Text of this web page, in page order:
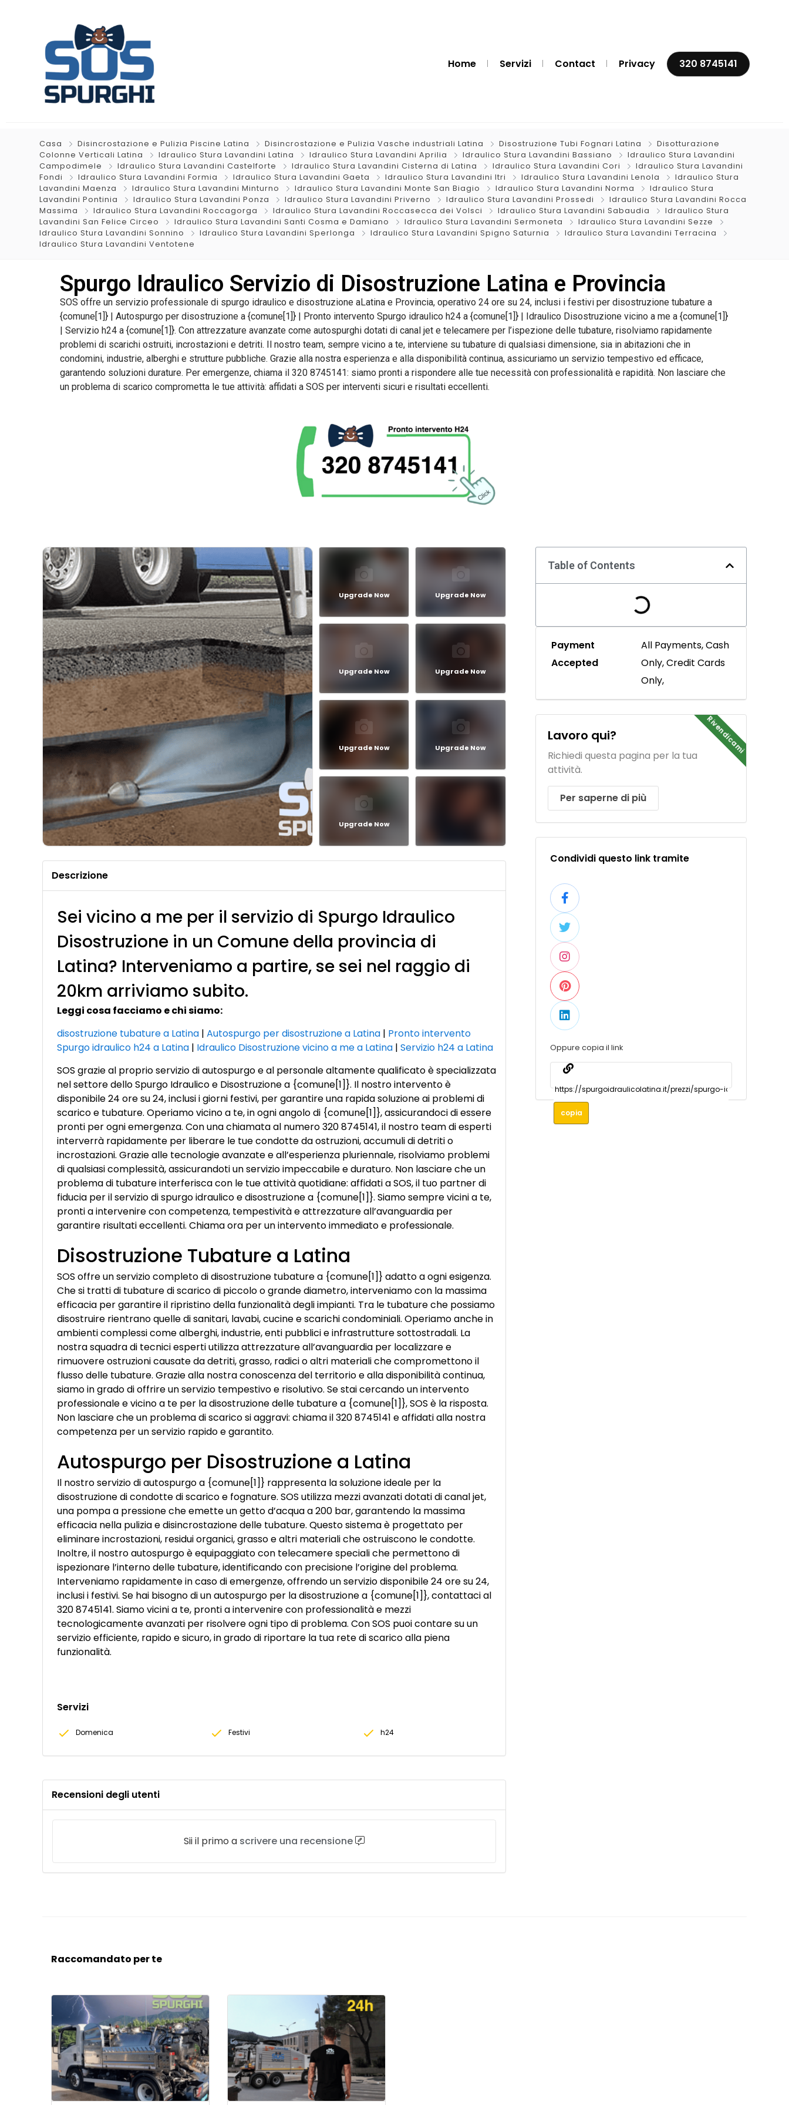
Home Servizi Contact Privacy 320 8745141
Casa Disincrostazione e Pulizia Piscine Latina Disincrostazione e Pulizia Vasche industriali Latina Disostruzione Tubi Fognari Latina
Disotturazione
Colonne Verticali Latina
Idraulico Stura Lavandini Latina Idraulico Stura Lavandini Aprilia Idraulico Stura Lavandini Bassiano
Idraulico Stura Lavandini
Campodimele
Idraulico Stura Lavandini Castelforte Idraulico Stura Lavandini Cisterna di Latina Idraulico Stura Lavandini Cori
Idraulico Stura Lavandini
Fondi
Idraulico Stura Lavandini Formia Idraulico Stura Lavandini Gaeta Idraulico Stura Lavandini Itri Idraulico Stura Lavandini Lenola
Idraulico Stura
Lavandini Maenza
Idraulico Stura Lavandini Minturno Idraulico Stura Lavandini Monte San Biagio Idraulico Stura Lavandini Norma
Idraulico Stura
Lavandini Pontinia
Idraulico Stura Lavandini Ponza Idraulico Stura Lavandini Priverno Idraulico Stura Lavandini Prossedi
Idraulico Stura Lavandini Rocca
Massima
Idraulico Stura Lavandini Roccagorga Idraulico Stura Lavandini Roccasecca dei Volsci Idraulico Stura Lavandini Sabaudia
Idraulico Stura
Lavandini San Felice Circeo
Idraulico Stura Lavandini Santi Cosma e Damiano Idraulico Stura Lavandini Sermoneta
Idraulico Stura Lavandini Sezze
Idraulico Stura Lavandini Sonnino
Idraulico Stura Lavandini Sperlonga Idraulico Stura Lavandini Spigno Saturnia
Idraulico Stura Lavandini Terracina
Idraulico Stura Lavandini Ventotene
Spurgo Idraulico Servizio di Disostruzione Latina e Provincia
SOS offre un servizio professionale di spurgo idraulico e disostruzione aLatina e Provincia, operativo 24 ore su 24, inclusi i festivi per disostruzione tubature a
{comune[1]} | Autospurgo per disostruzione a {comune[1]} | Pronto intervento Spurgo idraulico h24 a {comune[1]} | Idraulico Disostruzione vicino a me a {comune[1]}
| Servizio h24 a {comune[1]}. Con attrezzature avanzate come autospurghi dotati di canal jet e telecamere per l’ispezione delle tubature, risolviamo rapidamente
problemi di scarichi ostruiti, incrostazioni e detriti. Il nostro team, sempre vicino a te, interviene su tubature di qualsiasi dimensione, sia in abitazioni che in
condomini, industrie, alberghi e strutture pubbliche. Grazie alla nostra esperienza e alla disponibilità continua, assicuriamo un servizio tempestivo ed efficace,
garantendo soluzioni durature. Per emergenze, chiama il 320 8745141: siamo pronti a rispondere alle tue necessità con professionalità e rapidità. Non lasciare che
un problema di scarico comprometta le tue attività: affidati a SOS per interventi sicuri e risultati eccellenti.
Upgrade Now Upgrade Now
Upgrade Now Upgrade Now
Upgrade Now Upgrade Now
Upgrade Now
Descrizione
Sei vicino a me per il servizio di Spurgo Idraulico
Disostruzione in un Comune della provincia di
Latina? Interveniamo a partire, se sei nel raggio di
20km arriviamo subito.
Leggi cosa facciamo e chi siamo:
disostruzione tubature a Latina | Autospurgo per disostruzione a Latina | Pronto intervento
Spurgo idraulico h24 a Latina | Idraulico Disostruzione vicino a me a Latina | Servizio h24 a Latina
SOS grazie al proprio servizio di autospurgo e al personale altamente qualificato è specializzata
nel settore dello Spurgo Idraulico e Disostruzione a {comune[1]}. Il nostro intervento è
disponibile 24 ore su 24, inclusi i giorni festivi, per garantire una rapida soluzione ai problemi di
scarico e tubature. Operiamo vicino a te, in ogni angolo di {comune[1]}, assicurandoci di essere
pronti per ogni emergenza. Con una chiamata al numero 320 8745141, il nostro team di esperti
interverrà rapidamente per liberare le tue condotte da ostruzioni, accumuli di detriti o
incrostazioni. Grazie alle tecnologie avanzate e all’esperienza pluriennale, risolviamo problemi
di qualsiasi complessità, assicurandoti un servizio impeccabile e duraturo. Non lasciare che un
problema di tubature interferisca con le tue attività quotidiane: affidati a SOS, il tuo partner di
fiducia per il servizio di spurgo idraulico e disostruzione a {comune[1]}. Siamo sempre vicini a te,
pronti a intervenire con competenza, tempestività e attrezzature all’avanguardia per
garantire risultati eccellenti. Chiama ora per un intervento immediato e professionale.
Disostruzione Tubature a Latina
SOS offre un servizio completo di disostruzione tubature a {comune[1]} adatto a ogni esigenza.
Che si tratti di tubature di scarico di piccolo o grande diametro, interveniamo con la massima
efficacia per garantire il ripristino della funzionalità degli impianti. Tra le tubature che possiamo
disostruire rientrano quelle di sanitari, lavabi, cucine e scarichi condominiali. Operiamo anche in
ambienti complessi come alberghi, industrie, enti pubblici e infrastrutture sottostradali. La
nostra squadra di tecnici esperti utilizza attrezzature all’avanguardia per localizzare e
rimuovere ostruzioni causate da detriti, grasso, radici o altri materiali che compromettono il
flusso delle tubature. Grazie alla nostra conoscenza del territorio e alla disponibilità continua,
siamo in grado di offrire un servizio tempestivo e risolutivo. Se stai cercando un intervento
professionale e vicino a te per la disostruzione delle tubature a {comune[1]}, SOS è la risposta.
Non lasciare che un problema di scarico si aggravi: chiama il 320 8745141 e affidati alla nostra
competenza per un servizio rapido e garantito.
Autospurgo per Disostruzione a Latina
Il nostro servizio di autospurgo a {comune[1]} rappresenta la soluzione ideale per la
disostruzione di condotte di scarico e fognature. SOS utilizza mezzi avanzati dotati di canal jet,
una pompa a pressione che emette un getto d’acqua a 200 bar, garantendo la massima
efficacia nella pulizia e disincrostazione delle tubature. Questo sistema è progettato per
eliminare incrostazioni, residui organici, grasso e altri materiali che ostruiscono le condotte.
Inoltre, il nostro autospurgo è equipaggiato con telecamere speciali che permettono di
ispezionare l’interno delle tubature, identificando con precisione l’origine del problema.
Interveniamo rapidamente in caso di emergenze, offrendo un servizio disponibile 24 ore su 24,
inclusi i festivi. Se hai bisogno di un autospurgo per la disostruzione a {comune[1]}, contattaci al
320 8745141. Siamo vicini a te, pronti a intervenire con professionalità e mezzi
tecnologicamente avanzati per risolvere ogni tipo di problema. Con SOS puoi contare su un
servizio efficiente, rapido e sicuro, in grado di riportare la tua rete di scarico alla piena
funzionalità.
Servizi
Domenica Festivi h24
Recensioni degli utenti
Sii il primo a scrivere una recensione
Table of Contents
Payment
Accepted
All Payments, Cash
Only, Credit Cards
Only,
Rivendicami
Lavoro qui?
Richiedi questa pagina per la tua
attività.
Per saperne di più
Condividi questo link tramite
Oppure copia il link
copia
Raccomandato per te